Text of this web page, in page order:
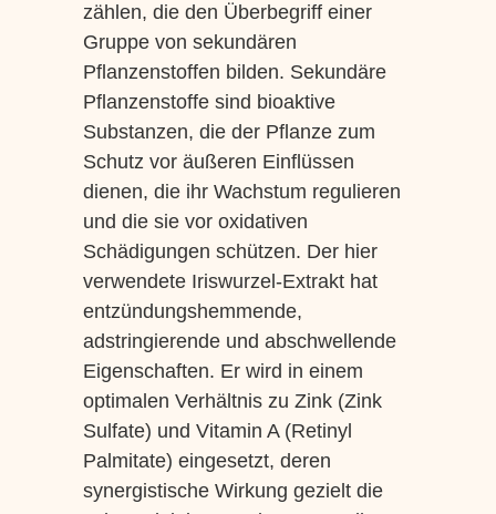
zählen, die den Überbegriff einer
Gruppe von sekundären
Pflanzenstoffen bilden. Sekundäre
Pflanzenstoffe sind bioaktive
Substanzen, die der Pflanze zum
Schutz vor äußeren Einflüssen
dienen, die ihr Wachstum regulieren
und die sie vor oxidativen
Schädigungen schützen. Der hier
verwendete Iriswurzel-Extrakt hat
entzündungshemmende,
adstringierende und abschwellende
Eigenschaften. Er wird in einem
optimalen Verhältnis zu Zink (Zink
Sulfate) und Vitamin A (Retinyl
Palmitate) eingesetzt, deren
synergistische Wirkung gezielt die